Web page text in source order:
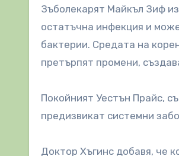
Зъболекарят Майкъл Зиф
остатъчна инфекция и
бактерии. Средата на
претърпят промени,
Покойният Уестън Прайс,
предизвикат системни
Доктор Хъгинс добавя, че